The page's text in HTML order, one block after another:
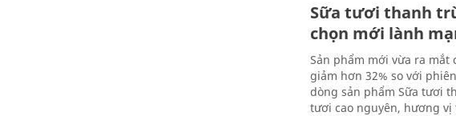
Sữa tươi thanh
chọn mới lành
Sản phẩm mới vừa ra
giảm hơn 32% so với
dòng sản phẩm Sữa tươi
tươi cao nguyên, hương